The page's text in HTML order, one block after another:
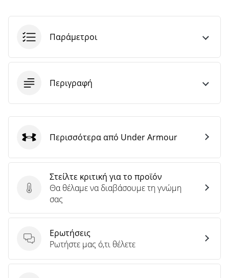
Παράμετροι
Περιγραφή
Στείλτε κριτική για το προϊόν
Στείλτε κριτική για το προϊόν
Θα θέλαμε να διαβάσουμε τη γνώμη
σας
Ερωτήσεις
Ερωτήσεις
Ρωτήστε μας ό,τι θέλετε
Under Armour
Περισσότερα από Under Armour